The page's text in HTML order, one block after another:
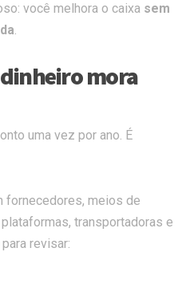
você melhora o caixa sem
.
mora
uma vez por ano. É
fornecedores, meios de
transportadoras e
revisar: